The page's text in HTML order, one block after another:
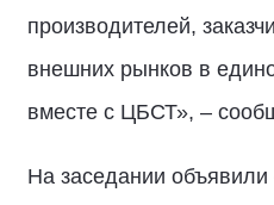
производителей,
внешних рынков в
вместе с ЦБСТ», –
На заседании